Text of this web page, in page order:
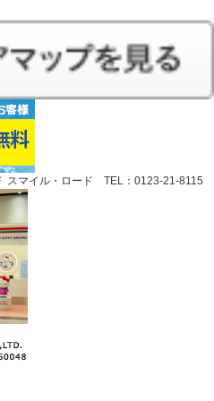
スマイル・ロード TEL：0123-21-8115